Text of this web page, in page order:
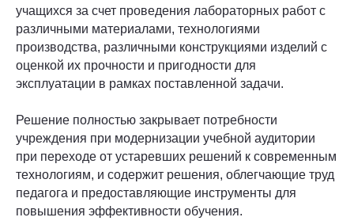
учащихся за счет проведения лабораторных работ с
различными материалами, технологиями
производства, различными конструкциями изделий с
оценкой их прочности и пригодности для
эксплуатации в рамках поставленной задачи.
Решение полностью закрывает потребности
учреждения при модернизации учебной аудитории
при переходе от устаревших решений к современным
технологиям, и содержит решения, облегчающие труд
педагога и предоставляющие инструменты для
повышения эффективности обучения.